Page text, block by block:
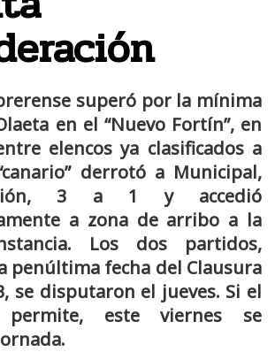
superó por la mínima
en el “Nuevo Fortín”, en
elencos ya clasificados a
derrotó a Municipal,
3 a 1 y accedió
a zona de arribo a la
Los dos partidos,
penúltima fecha del Clausura
se disputaron el jueves. Si el
este viernes se